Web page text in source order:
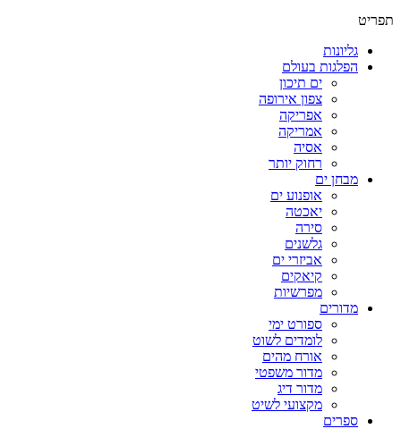
תפריט
גליונות
הפלגות בעולם
ים תיכון
צפון אירופה
אפריקה
אמריקה
אסיה
רחוק יותר
מבחן ים
אופנוע ים
יאכטה
סירה
גלשנים
אביזרי ים
קיאקים
מפרשיות
מדורים
ספורט ימי
לומדים לשוט
אורח מהים
מדור משפטי
מדור דיג
מקצועי לשיט
ספרים